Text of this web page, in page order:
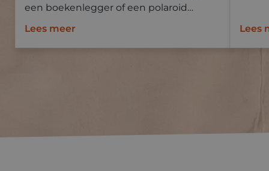
een boekenlegger of een polaroid
Neem mee op vakantie en schilder ter
plaatse of baseer je op een foto.
Lees meer Lees